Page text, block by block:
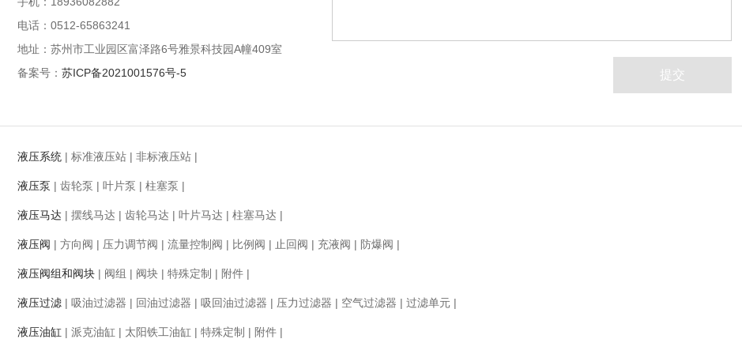
电话：0512-65863241
地址：苏州市工业园区富泽路6号雅景科技园A幢409室
备案号： 苏ICP备2021001576号-5
液压系统 | 标准液压站 | 非标液压站 |
液压泵 | 齿轮泵 | 叶片泵 | 柱塞泵 |
液压马达 | 摆线马达 | 齿轮马达 | 叶片马达 | 柱塞马达 |
液压阀 | 方向阀 | 压力调节阀 | 流量控制阀 | 比例阀 | 止回阀 | 充液阀 | 防爆阀 |
液压阀组和阀块 | 阀组 | 阀块 | 特殊定制 | 附件 |
液压过滤 | 吸油过滤器 | 回油过滤器 | 吸回油过滤器 | 压力过滤器 | 空气过滤器 | 过滤单元 |
液压油缸 | 派克油缸 | 太阳铁工油缸 | 特殊定制 | 附件 |